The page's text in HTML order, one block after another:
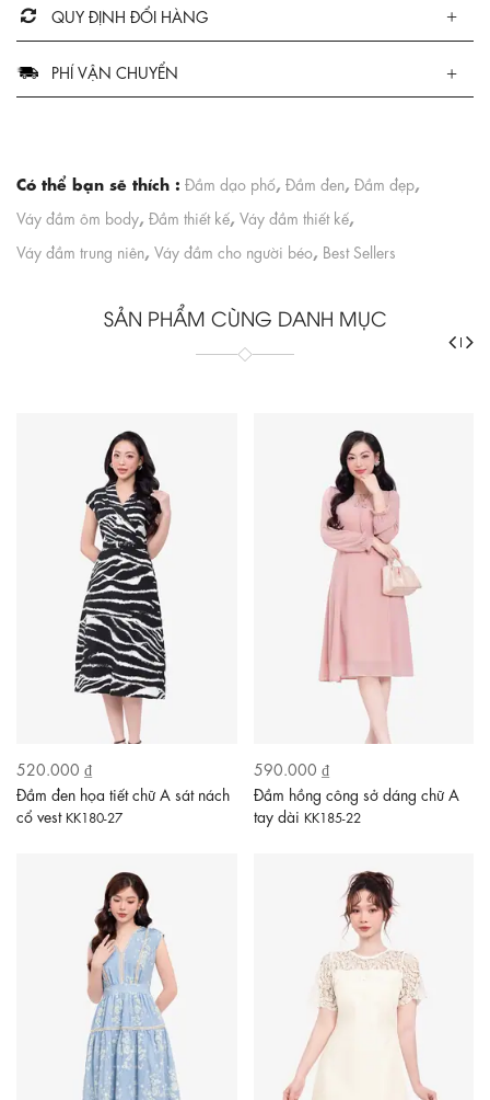
QUY ĐỊNH ĐỔI HÀNG
PHÍ VẬN CHUYỂN
Có thể bạn sẽ thích : Đầm dạo phố, Đầm đen, Đầm đẹp,
Váy đầm ôm body, Đầm thiết kế, Váy đầm thiết kế,
Váy đầm trung niên, Váy đầm cho người béo, Best Sellers
SẢN PHẨM CÙNG DANH MỤC
520.000 ₫
Đầm đen họa tiết chữ A sát nách
cổ vest KK180-27
590.000 ₫
Đầm hồng công sở dáng chữ A
tay dài KK185-22